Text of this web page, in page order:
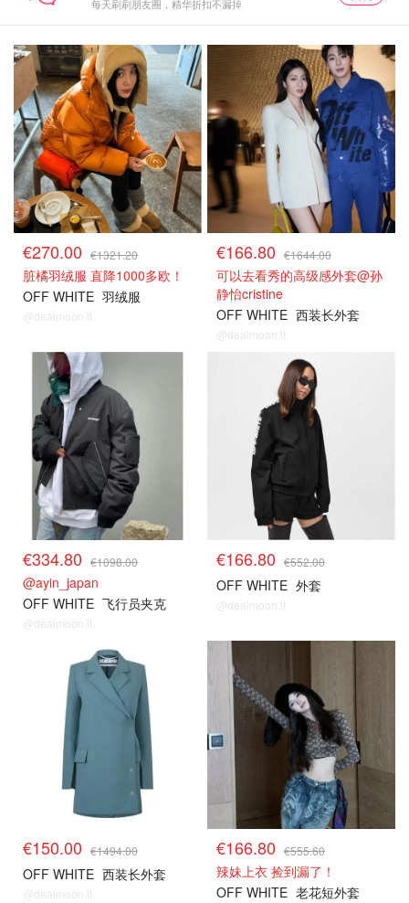
每天刷刷朋友圈，精华折扣不漏掉
€270.00 €1321.20
脏橘羽绒服 直降1000多欧！
OFF WHITE 羽绒服
@dealmoon.it
€166.80 €1644.00
可以去看秀的高级感外套@孙
静怡cristine
OFF WHITE 西装长外套
@dealmoon.it
€334.80 €1098.00
@ayin_japan
OFF WHITE 飞行员夹克
@dealmoon.it
€166.80 €552.00
OFF WHITE 外套
@dealmoon.it
€150.00 €1494.00
OFF WHITE 西装长外套
@dealmoon.it
€166.80 €555.60
辣妹上衣 捡到漏了！
OFF WHITE 老花短外套